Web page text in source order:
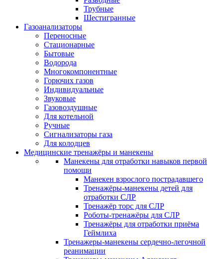
Трубные
Шестигранные
Газоанализаторы
Переносные
Стационарные
Бытовые
Водорода
Многокомпонентные
Горючих газов
Индивидуальные
Звуковые
Газовоздушные
Для котельной
Ручные
Сигнализаторы газа
Для колодцев
Медицинские тренажёры и манекены
Манекены для отработки навыков первой
помощи
Манекен взрослого пострадавшего
Тренажёры-манекены детей для
отработки СЛР
Тренажёр торс для СЛР
Роботы-тренажёры для СЛР
Тренажёры для отработки приёма
Геймлиха
Тренажеры-манекены сердечно-легочной
реанимации